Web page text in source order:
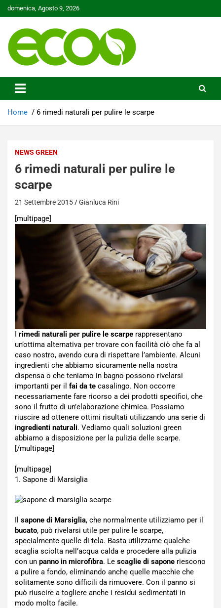
Skip
to
domenica, Agosto 9, 2026
Ecoo.it
Home 6 rimedi naturali per pulire le scarpe
NEWS GREEN
6 rimedi naturali per pulire le
scarpe
21 Settembre 2015 Gianluca Rini
[multipage]
I rimedi naturali per pulire le scarpe rappresentano
un’ottima alternativa per trovare con facilità ciò che fa al
caso nostro, avendo cura di rispettare l’ambiente. Alcuni
ingredienti che abbiamo sicuramente nella nostra
dispensa o che teniamo in bagno possono rivelarsi
importanti per il fai da te casalingo. Non occorre
necessariamente fare ricorso a dei prodotti specifici, che
sono il frutto di un’elaborazione chimica. Possiamo
riuscire ad ottenere ottimi risultati utilizzando una serie di
ingredienti naturali. Vediamo quali soluzioni green
abbiamo a disposizione per la pulizia delle scarpe.
[/multipage]
[multipage]
1. Sapone di Marsiglia
Il sapone di Marsiglia, che normalmente utilizziamo per il
bucato, può rivelarsi utile per pulire le scarpe,
specialmente quelle di tela. Basta utilizzarne qualche
scaglia sciolta nell’acqua calda e procedere alla pulizia
con un panno in microfibra. Le scaglie di sapone riescono
a pulire a fondo, eliminando anche quelle macchie che
solitamente sono difficili da rimuovere. Con il panno si
può riuscire a togliere anche i residui sedimentati in
modo molto facile.